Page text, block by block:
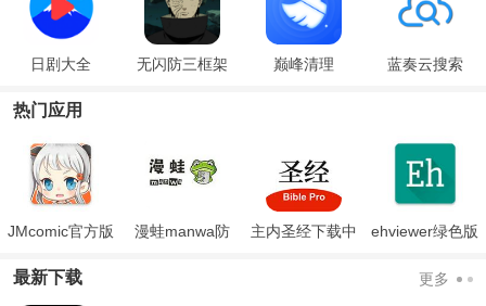
日剧大全 无闪防三框架 巅峰清理 蓝奏云搜索
热门应用
JMcomic官方版
漫蛙manwa防
主内圣经下载中
ehviewer绿色版
最新下载 更多